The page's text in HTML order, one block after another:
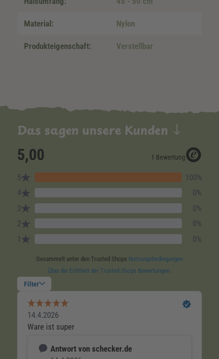
Material: Nylon
Produkteigenschaft: Verstellbar
Das sagen unsere Kunden